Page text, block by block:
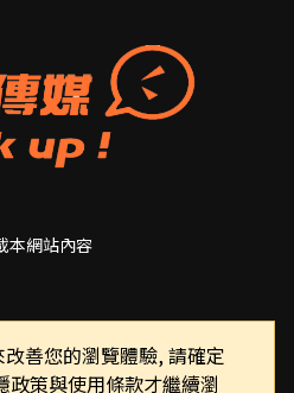
善您的瀏覽體驗, 請確定
策與使用條款才繼續瀏
本網站內容